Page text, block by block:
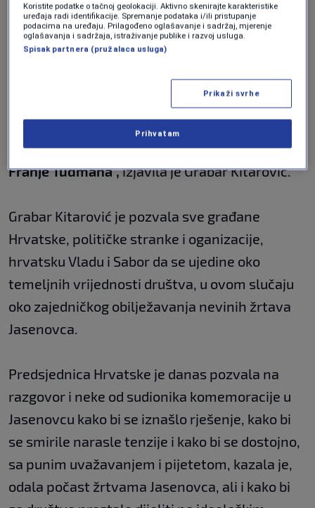
"Da budem jasna, NDH je bila najmanje
nezavisna, najmanje je štitila interese
hrvatskog naroda, a ustaški režim bio je
zločinački režim. Antifašizam je u temeljima
hrvatskog Ustava, a moderna hrvatska država
izrasla je na temeljima Domovinskog rata pod
vodstvom prvog hrvatskog predsjednika dr.
Franje Tuđmana",izjavila je Grabar Kitarović.
Grabar Kitarović je pozvala sve građane
Hrvatske, političke stranke i oganizacije,
hrvatsku Vladu i Sabor da se ujedine oko
temeljnih vrijednosti društva, u ovom slučaju
oko zajedničkog obilježavanja nevinih žrtava
Jasenovca.
Predsjednica Hrvatske je danas pozvala na
razgovor i neke od sudionika komemoracije u
Jasenovcu kako bi se iznašlo rješenje, kako bi
se smirile narasle tenzije i kako bi se dostojno,
sa punim uvažavanjem i pijetetom, kazala je,
odala počast žrtvama Jasenovca, ali i kako bi
Koristite podatke o tačnoj geolokaciji. Aktivno skenirajte karakteristike
uređaja radi identifikacije. Spremanje podataka i/ili pristupanje
podacima na uređaju. Prilagođeno oglašavanje i sadržaj, mjerenje
oglašavanja i sadržaja, istraživanje publike i razvoj usluga.
Spisak partnera (pružalaca usluga)
Prikaži svrhe
Prihvatam